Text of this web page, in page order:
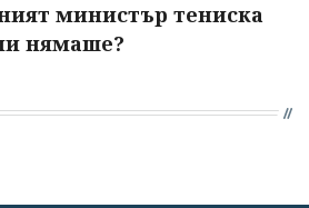
министър тениска
нямаше?